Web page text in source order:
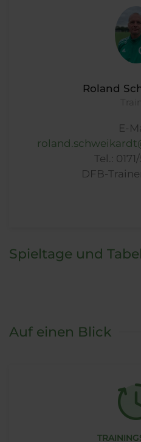
Roland
E-
Tel.:
DFB-
Spieltage und
Auf einen Blick